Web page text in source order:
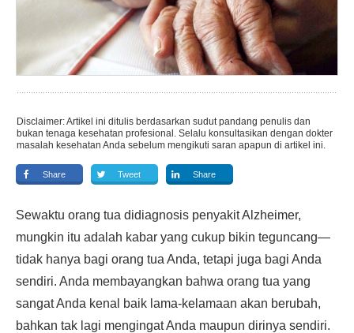
Disclaimer: Artikel ini ditulis berdasarkan sudut pandang penulis dan
bukan tenaga kesehatan profesional. Selalu konsultasikan dengan dokter
masalah kesehatan Anda sebelum mengikuti saran apapun di artikel ini.
Share Tweet Share
Sewaktu orang tua didiagnosis penyakit Alzheimer,
mungkin itu adalah kabar yang cukup bikin teguncang—
tidak hanya bagi orang tua Anda, tetapi juga bagi Anda
sendiri. Anda membayangkan bahwa orang tua yang
sangat Anda kenal baik lama-kelamaan akan berubah,
bahkan tak lagi mengingat Anda maupun dirinya sendiri.